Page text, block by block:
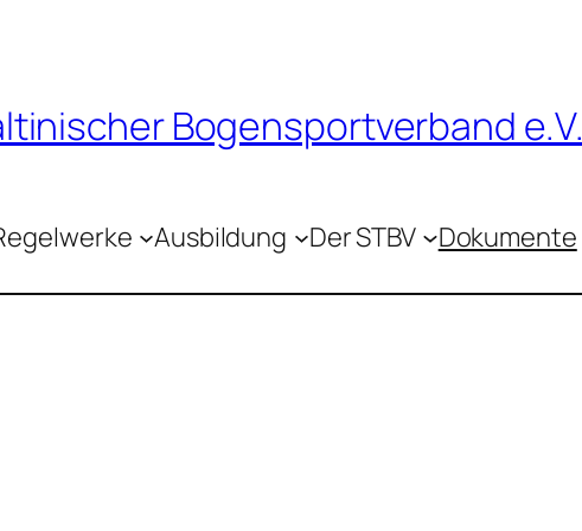
Bogensportverband e.V.
Ausbildung Der STBV Dokumente